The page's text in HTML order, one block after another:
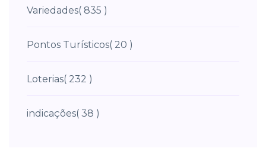
Variedades( 835 )
Pontos Turísticos( 20 )
Loterias( 232 )
indicações( 38 )